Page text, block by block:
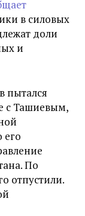
в силовых
доли
и
пытался
с Ташиевым,
его
По
отпустили.